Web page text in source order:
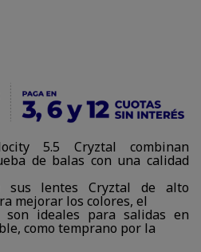
5.5 Cryztal combinan
de balas con una calidad
sus lentes Cryztal de alto
mejorar los colores, el
ideales para salidas en
como temprano por la